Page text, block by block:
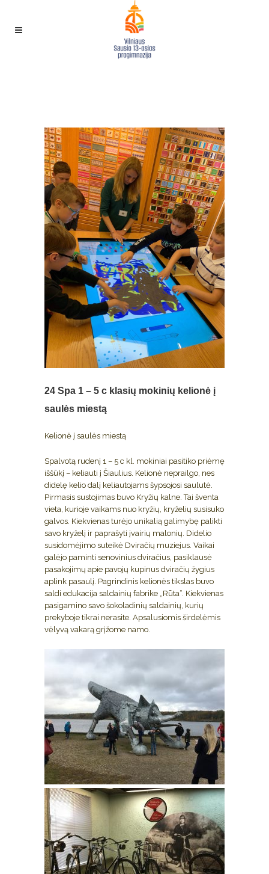
24 Spa 1 – 5 c klasių mokinių kelionė į
saulės miestą
Kelionė į saulės miestą
Spalvotą rudenį 1 – 5 c kl. mokiniai pasitiko priėmę
iššūkį – keliauti į Šiaulius. Kelionė neprailgo, nes
didelę kelio dalį keliautojams šypsojosi saulutė.
Pirmasis sustojimas buvo Kryžių kalne. Tai šventa
vieta, kurioje vaikams nuo kryžių, kryželių susisuko
galvos. Kiekvienas turėjo unikalią galimybę palikti
savo kryželį ir paprašyti įvairių malonių. Didelio
susidomėjimo suteikė Dviračių muziejus. Vaikai
galėjo paminti senovinius dviračius, pasiklausė
pasakojimų apie pavojų kupinus dviračių žygius
aplink pasaulį. Pagrindinis kelionės tikslas buvo
saldi edukacija saldainių fabrike „Rūta“. Kiekvienas
pasigamino savo šokoladinių saldainių, kurių
prekyboje tikrai nerasite. Apsalusiomis širdelėmis
vėlyvą vakarą grįžome namo.